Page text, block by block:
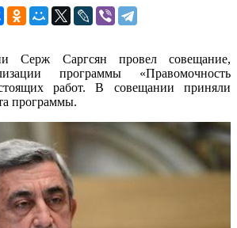
Серж Саргсян провел совещание,
программы «Правомочность
работ. В совещании приняли
программы.